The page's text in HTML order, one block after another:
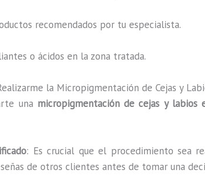
recomendados por tu especialista.
o ácidos en la zona tratada.
la Micropigmentación de Cejas y
una micropigmentación de cejas y labios
: Es crucial que el procedimiento sea
de otros clientes antes de tomar una